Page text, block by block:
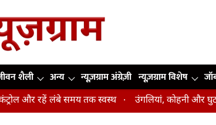
शैली अन्य न्यूज़ग्राम अंग्रेज़ी न्यूज़ग्राम विशेष
लंबे समय तक स्वस्थ उंगलियां, कोहनी और घुटने पड़ गए